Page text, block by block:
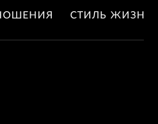
СТИЛЬ ЖИЗНИ